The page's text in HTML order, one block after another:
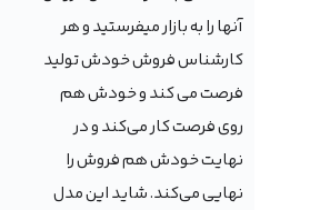
آنها را به بازار میفرستید و هر
کارشناس فروش خودش تولید
فرصت می کند و خودش هم
روی فرصت کار می‌کند و در
نهایت خودش هم فروش را
نهایی می‌کند. شاید این مدل